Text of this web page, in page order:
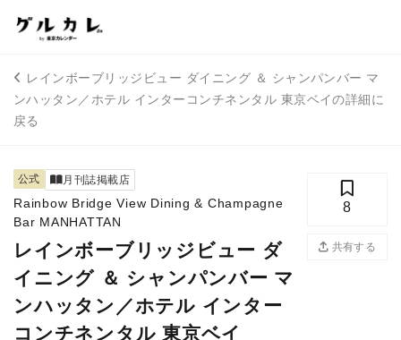
レインボーブリッジビュー ダイニング ＆ シャンパンバー マ
ンハッタン／ホテル インターコンチネンタル 東京ベイの詳細に
戻る
公式 月刊誌掲載店
Rainbow Bridge View Dining & Champagne
Bar MANHATTAN
レインボーブリッジビュー ダ
イニング ＆ シャンパンバー マ
ンハッタン／ホテル インター
コンチネンタル 東京ベイ
8
共有する